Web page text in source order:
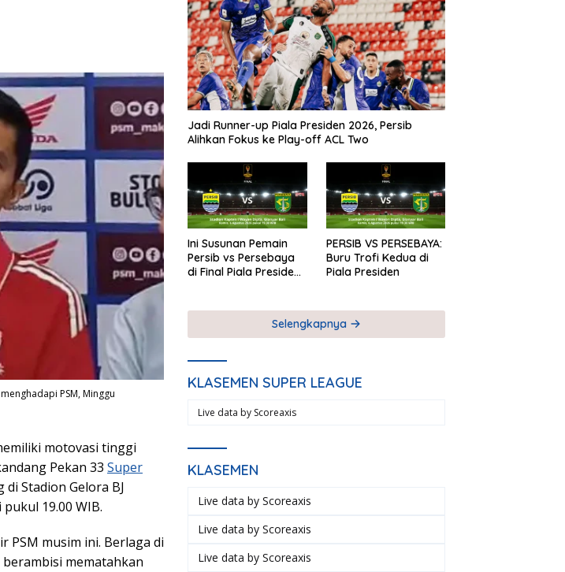
PSM, Minggu
motovasi tinggi
Pekan 33 Super
Stadion Gelora BJ
19.00 WIB.
PSM musim ini. Berlaga di
mematahkan
Jadi Runner-up Piala Presiden 2026, Persib
Alihkan Fokus ke Play-off ACL Two
Ini Susunan Pemain
Persib vs Persebaya
di Final Piala Presiden
PERSIB VS PERSEBAYA:
Buru Trofi Kedua di
Piala Presiden
Selengkapnya
KLASEMEN SUPER LEAGUE
Live data by Scoreaxis
KLASEMEN
Live data byScoreaxis
Live data byScoreaxis
Live data byScoreaxis